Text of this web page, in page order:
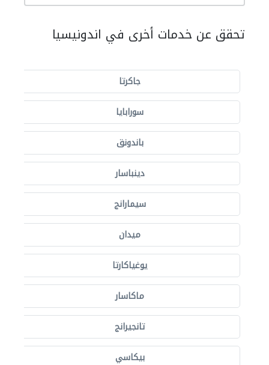
تحقق عن خدمات أخرى في اندونيسيا
جاكرتا
سورابايا
باندونق
دينباسار
سيمارانج
ميدان
يوغياكارتا
ماكاسار
تانجيرانج
بيكاسي